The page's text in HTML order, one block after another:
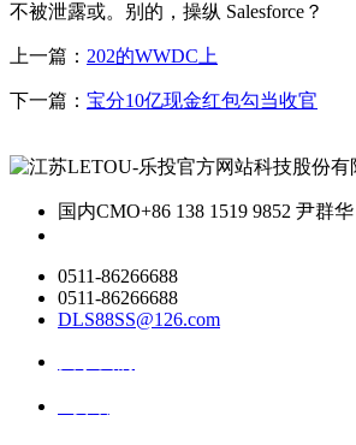
不被泄露或。别的，操纵 Salesforce？
上一篇： 202的WWDC上
下一篇： 宝分10亿现金红包勾当收官
国内CMO+86 138 1519 9852 尹群华
0511-86266688
0511-86266688
DLS88SS@126.com